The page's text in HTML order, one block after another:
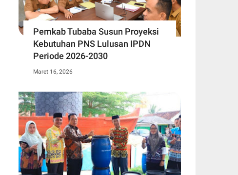
Pemkab Tubaba Susun Proyeksi
Kebutuhan PNS Lulusan IPDN
Periode 2026-2030
Maret 16, 2026